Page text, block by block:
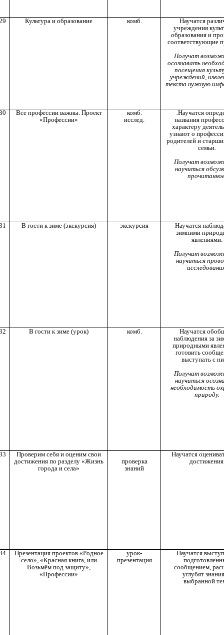
Культура и образование комб.
Научатся
учреждения
образования и
соответствующие
Получат
осознавать
посещения
учреждений,
текста нужную
Все профессии важны. Проект
«Профессии»
комб.
исслед.
.Научатся
названия
характеру
узнают о
родителей и
семьи.
Получат
научиться
В гости к зиме (экскурсия) экскурсия
Научатся
зимними
явлениями.
Получат
научиться
В гости к зиме (урок) комб.
Научатся
наблюдения за
природными
готовить
выступать с
Получат
научиться
необходимость
природу.
Проверим себя и оценим свои
достижения по разделу «Жизнь
города и села»
проверка
знаний
Научатся
Презентация проектов «Родное
село», «Красная книга, или
Возьмём под защиту»,
«Профессии»
урок-
презентация
Научатся
сообщением,
углубят
выбранной